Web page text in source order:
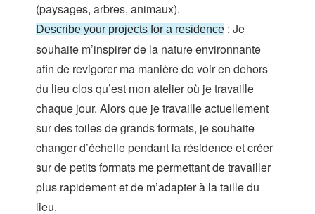
(paysages, arbres, animaux).
Describe your projects for a residence : Je
souhaite m’inspirer de la nature environnante
afin de revigorer ma manière de voir en dehors
du lieu clos qu’est mon atelier où je travaille
chaque jour. Alors que je travaille actuellement
sur des toiles de grands formats, je souhaite
changer d’échelle pendant la résidence et créer
sur de petits formats me permettant de travailler
plus rapidement et de m’adapter à la taille du
lieu.